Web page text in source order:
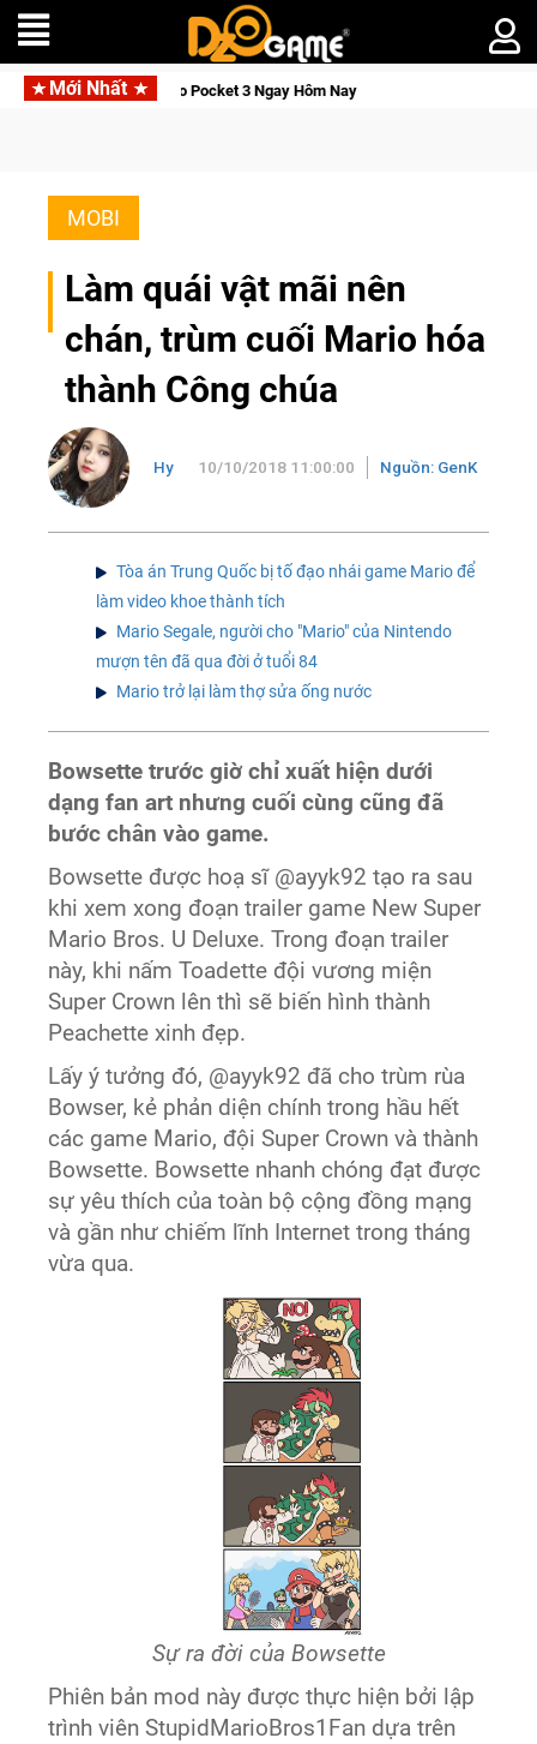
Mới Nhất
DJI Osmo Pocket 3 Ngay Hôm Nay
MOBI
Làm quái vật mãi nên
chán, trùm cuối Mario hóa
thành Công chúa
Hy 10/10/2018 11:00:00 Nguồn: GenK
Tòa án Trung Quốc bị tố đạo nhái game Mario để
làm video khoe thành tích
Mario Segale, người cho "Mario" của Nintendo
mượn tên đã qua đời ở tuổi 84
Mario trở lại làm thợ sửa ống nước
Bowsette trước giờ chỉ xuất hiện dưới
dạng fan art nhưng cuối cùng cũng đã
bước chân vào game.
Bowsette được hoạ sĩ @ayyk92 tạo ra sau
khi xem xong đoạn trailer game New Super
Mario Bros. U Deluxe. Trong đoạn trailer
này, khi nấm Toadette đội vương miện
Super Crown lên thì sẽ biến hình thành
Peachette xinh đẹp.
Lấy ý tưởng đó, @ayyk92 đã cho trùm rùa
Bowser, kẻ phản diện chính trong hầu hết
các game Mario, đội Super Crown và thành
Bowsette. Bowsette nhanh chóng đạt được
sự yêu thích của toàn bộ cộng đồng mạng
và gần như chiếm lĩnh Internet trong tháng
vừa qua.
Sự ra đời của Bowsette
Phiên bản mod này được thực hiện bởi lập
trình viên StupidMarioBros1Fan dựa trên